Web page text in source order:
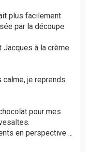
plus facilement
par la découpe
à la crème
calme, je reprends
pour mes
en perspective ...